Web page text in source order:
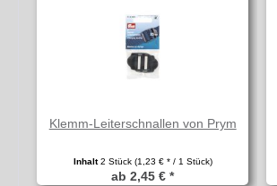
Klemm-Leiterschnallen von Prym
Inhalt2 Stück (1,23 € * / 1 Stück)
ab 2,45 € *